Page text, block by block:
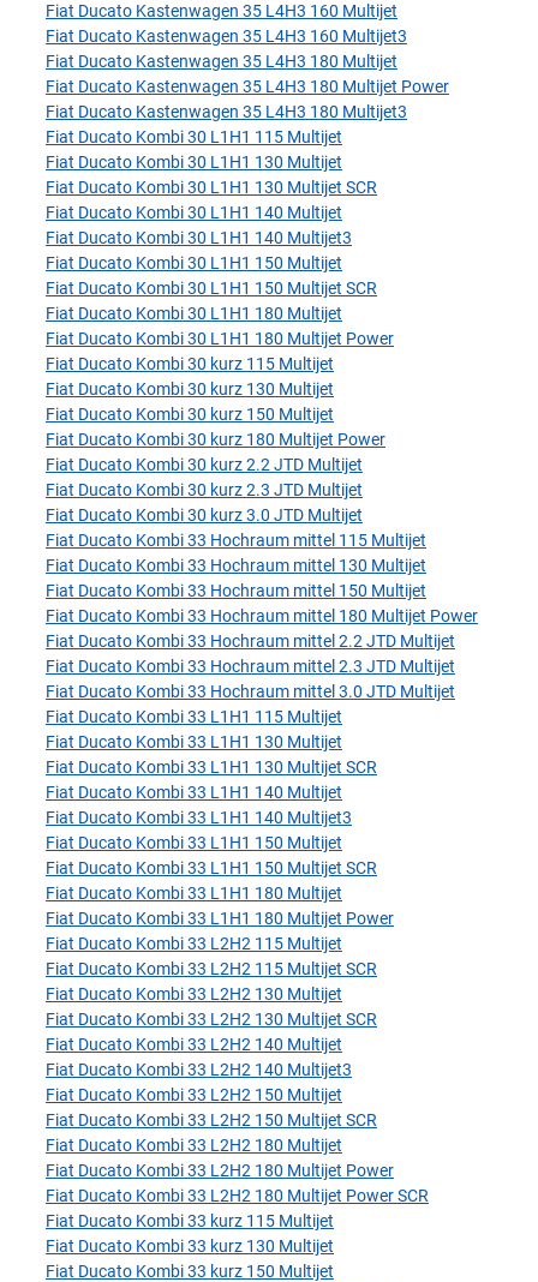
Fiat Ducato Kastenwagen 35 L4H3 160 Multijet
Fiat Ducato Kastenwagen 35 L4H3 160 Multijet3
Fiat Ducato Kastenwagen 35 L4H3 180 Multijet
Fiat Ducato Kastenwagen 35 L4H3 180 Multijet Power
Fiat Ducato Kastenwagen 35 L4H3 180 Multijet3
Fiat Ducato Kombi 30 L1H1 115 Multijet
Fiat Ducato Kombi 30 L1H1 130 Multijet
Fiat Ducato Kombi 30 L1H1 130 Multijet SCR
Fiat Ducato Kombi 30 L1H1 140 Multijet
Fiat Ducato Kombi 30 L1H1 140 Multijet3
Fiat Ducato Kombi 30 L1H1 150 Multijet
Fiat Ducato Kombi 30 L1H1 150 Multijet SCR
Fiat Ducato Kombi 30 L1H1 180 Multijet
Fiat Ducato Kombi 30 L1H1 180 Multijet Power
Fiat Ducato Kombi 30 kurz 115 Multijet
Fiat Ducato Kombi 30 kurz 130 Multijet
Fiat Ducato Kombi 30 kurz 150 Multijet
Fiat Ducato Kombi 30 kurz 180 Multijet Power
Fiat Ducato Kombi 30 kurz 2.2 JTD Multijet
Fiat Ducato Kombi 30 kurz 2.3 JTD Multijet
Fiat Ducato Kombi 30 kurz 3.0 JTD Multijet
Fiat Ducato Kombi 33 Hochraum mittel 115 Multijet
Fiat Ducato Kombi 33 Hochraum mittel 130 Multijet
Fiat Ducato Kombi 33 Hochraum mittel 150 Multijet
Fiat Ducato Kombi 33 Hochraum mittel 180 Multijet Power
Fiat Ducato Kombi 33 Hochraum mittel 2.2 JTD Multijet
Fiat Ducato Kombi 33 Hochraum mittel 2.3 JTD Multijet
Fiat Ducato Kombi 33 Hochraum mittel 3.0 JTD Multijet
Fiat Ducato Kombi 33 L1H1 115 Multijet
Fiat Ducato Kombi 33 L1H1 130 Multijet
Fiat Ducato Kombi 33 L1H1 130 Multijet SCR
Fiat Ducato Kombi 33 L1H1 140 Multijet
Fiat Ducato Kombi 33 L1H1 140 Multijet3
Fiat Ducato Kombi 33 L1H1 150 Multijet
Fiat Ducato Kombi 33 L1H1 150 Multijet SCR
Fiat Ducato Kombi 33 L1H1 180 Multijet
Fiat Ducato Kombi 33 L1H1 180 Multijet Power
Fiat Ducato Kombi 33 L2H2 115 Multijet
Fiat Ducato Kombi 33 L2H2 115 Multijet SCR
Fiat Ducato Kombi 33 L2H2 130 Multijet
Fiat Ducato Kombi 33 L2H2 130 Multijet SCR
Fiat Ducato Kombi 33 L2H2 140 Multijet
Fiat Ducato Kombi 33 L2H2 140 Multijet3
Fiat Ducato Kombi 33 L2H2 150 Multijet
Fiat Ducato Kombi 33 L2H2 150 Multijet SCR
Fiat Ducato Kombi 33 L2H2 180 Multijet
Fiat Ducato Kombi 33 L2H2 180 Multijet Power
Fiat Ducato Kombi 33 L2H2 180 Multijet Power SCR
Fiat Ducato Kombi 33 kurz 115 Multijet
Fiat Ducato Kombi 33 kurz 130 Multijet
Fiat Ducato Kombi 33 kurz 150 Multijet